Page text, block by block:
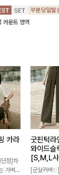
주어 꾸안꾸 무드로 멋스
완성!
카운트 영역
카라
정]차
가벼운
굿핀턱라
와이드슬
[S,M,L
[군살커버